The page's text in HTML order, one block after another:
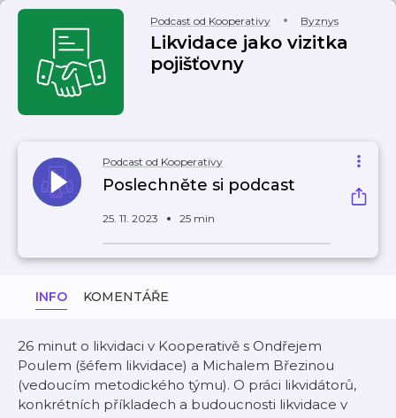
Podcast od Kooperativy Byznys
Likvidace jako vizitka
pojišťovny
Podcast od Kooperativy
Poslechněte si podcast
25. 11. 2023 25 min
INFO KOMENTÁŘE
26 minut o likvidaci v Kooperativě s Ondřejem
Poulem (šéfem likvidace) a Michalem Březinou
(vedoucím metodického týmu). O práci likvidátorů,
konkrétních příkladech a budoucnosti likvidace v